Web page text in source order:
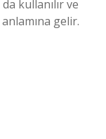
kullanılır ve
gelir.